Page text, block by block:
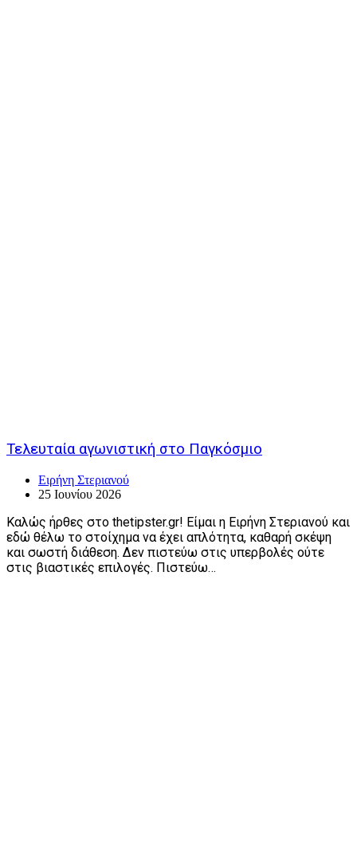
Τελευταία αγωνιστική στο Παγκόσμιο
Ειρήνη Στεριανού
25 Ιουνίου 2026
Καλώς ήρθες στο thetipster.gr! Είμαι η Ειρήνη Στεριανού και
εδώ θέλω το στοίχημα να έχει απλότητα, καθαρή σκέψη
και σωστή διάθεση. Δεν πιστεύω στις υπερβολές ούτε
στις βιαστικές επιλογές. Πιστεύω…